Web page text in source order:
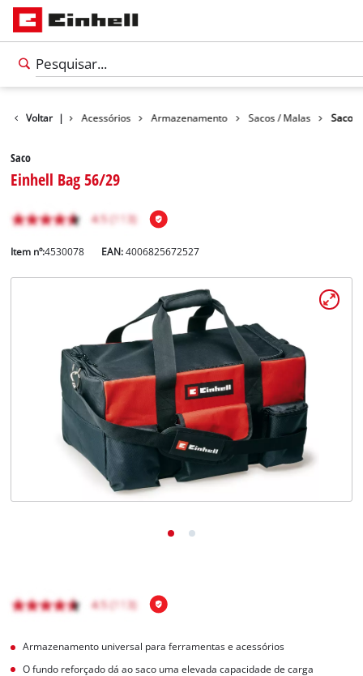
English
Voltar | Acessórios Armazenamento Sacos / Malas Saco
Saco
Einhell Bag 56/29
Item nº:4530078 EAN:4006825672527
Armazenamento universal para ferramentas e acessórios
O fundo reforçado dá ao saco uma elevada capacidade de carga